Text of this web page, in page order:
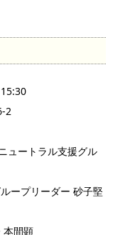
2
ュートラル支援グル
ープリーダー 砂子堅
本間顕